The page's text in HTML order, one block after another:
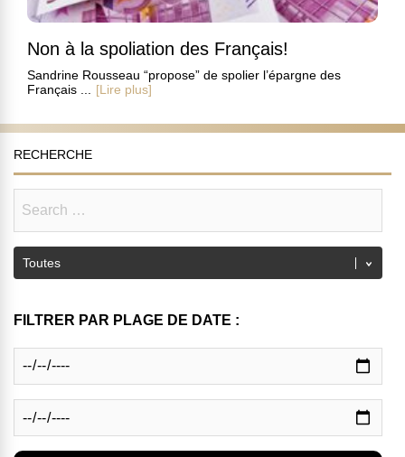
Non à la spoliation des Français!
Sandrine Rousseau “propose” de spolier l’épargne des
Français ...
[Lire plus]
RECHERCHE
FILTRER PAR PLAGE DE DATE :